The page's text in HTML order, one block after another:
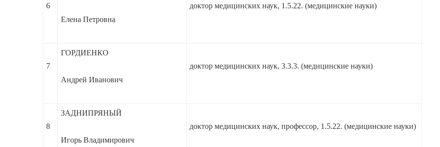
6
Елена Петровна
доктор медицинских наук, 1.5.22. (медицинские науки)
7
ГОРДИЕНКО
Андрей Иванович
доктор медицинских наук, 3.3.3. (медицинские науки)
8
ЗАДНИПРЯНЫЙ
Игорь Владимирович
доктор медицинских наук, профессор, 1.5.22. (медицинские науки)